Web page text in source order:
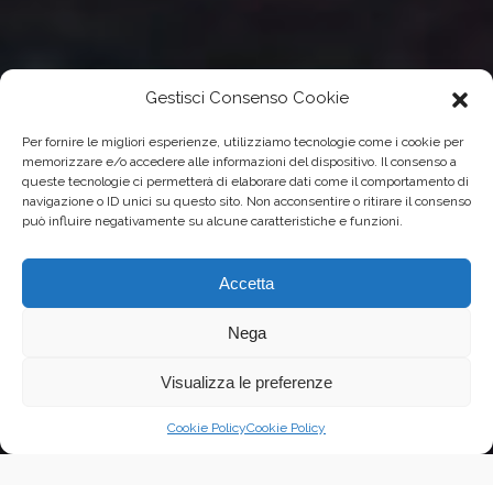
Gestisci Consenso Cookie
Per fornire le migliori esperienze, utilizziamo tecnologie come i cookie per
memorizzare e/o accedere alle informazioni del dispositivo. Il consenso a
queste tecnologie ci permetterà di elaborare dati come il comportamento di
navigazione o ID unici su questo sito. Non acconsentire o ritirare il consenso
può influire negativamente su alcune caratteristiche e funzioni.
Accetta
Nega
Visualizza le preferenze
Cookie PolicyCookie Policy